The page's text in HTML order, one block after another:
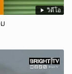
วิดีโอ